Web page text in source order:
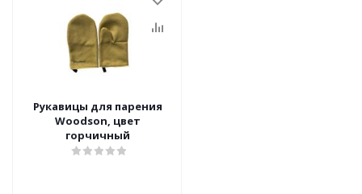
Рукавицы для парения
Woodson, цвет
горчичный